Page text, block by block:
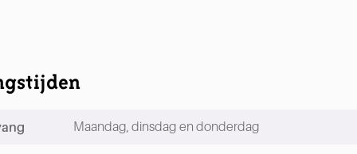
Maandag, dinsdag en donderdag